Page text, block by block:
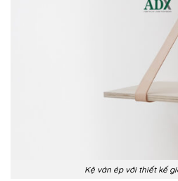
Kệ ván ép với thiết kế